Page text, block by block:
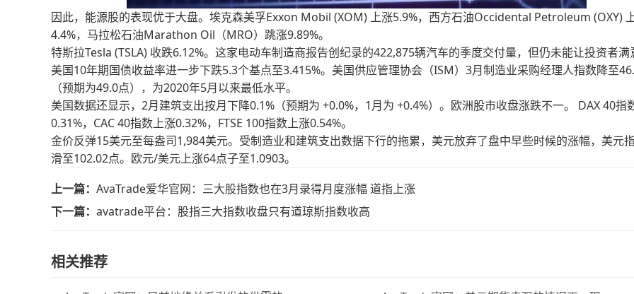
因此，能源股的表现优于大盘。埃克森美孚Exxon Mobil (XOM) 上涨5.9%，西方石油Occidental Petroleum (OXY)
4.4%，马拉松石油Marathon Oil（MRO）跳涨9.89%。
特斯拉Tesla (TSLA) 收跌6.12%。这家电动车制造商报告创纪录的422,875辆汽车的季度交付量，但仍未能让投资者满
美国10年期国债收益率进一步下跌5.3个基点至3.415%。美国供应管理协会（ISM）3月制造业采购经理人指数降至
（预期为49.0点），为2020年5月以来最低水平。
美国数据还显示，2月建筑支出按月下降0.1%（预期为 +0.0%，1月为 +0.4%）。欧洲股市收盘涨跌不一。 DAX 40指
0.31%，CAC 40指数上涨0.32%，FTSE 100指数上涨0.54%。
金价反弹15美元至每盎司1,984美元。受制造业和建筑支出数据下行的拖累，美元放弃了盘中早些时候的涨幅，美元
滑至102.02点。欧元/美元上涨64点子至1.0903。
上一篇： AvaTrade爱华官网：三大股指数也在3月录得月度涨幅 道指上涨
下一篇： avatrade平台：股指三大指数收盘只有道琼斯指数收高
相关推荐